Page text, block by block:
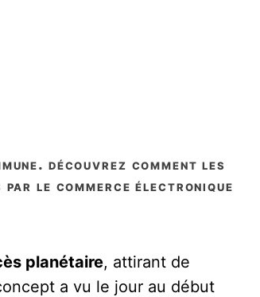
le commerce électronique
planétaire, attirant de
a vu le jour au début